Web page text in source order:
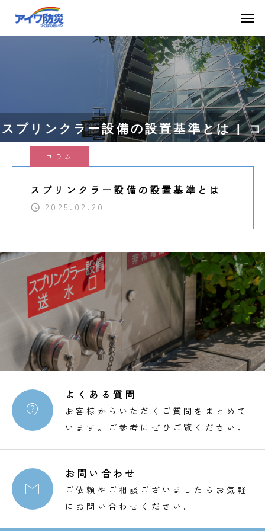
スプリンクラー設備の設置基準とは | コ
ラム | 茨城で消防設備なら【アイワ防災
株式会社】
コラム
スプリンクラー設備の設置基準とは
2025.02.20

よくある質問
お客様からいただくご質問をまとめて
います。ご参考にぜひご覧ください。

お問い合わせ
ご依頼やご相談ございましたらお気軽
にお問い合わせください。